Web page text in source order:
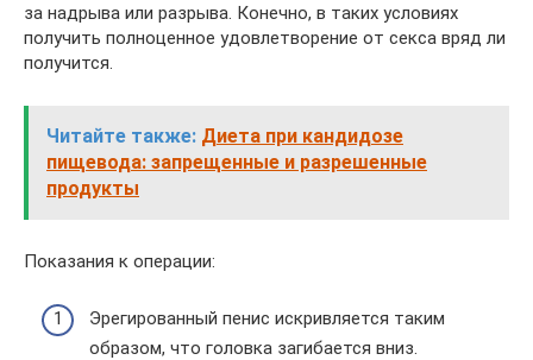
за надрыва или разрыва. Конечно, в таких условиях
получить полноценное удовлетворение от секса вряд ли
получится.
Читайте также: Диета при кандидозе
пищевода: запрещенные и разрешенные
продукты
Показания к операции:
Эрегированный пенис искривляется таким
образом, что головка загибается вниз.